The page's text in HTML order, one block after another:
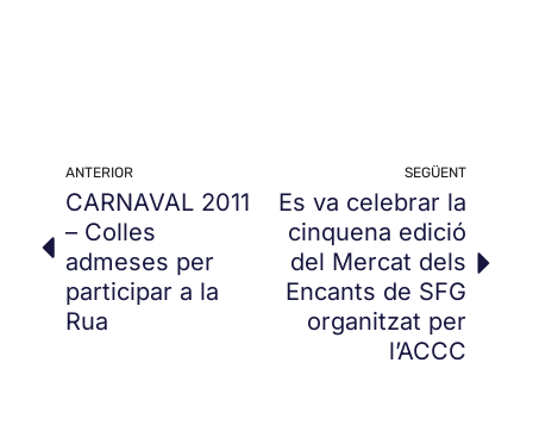
ANTERIOR
CARNAVAL 2011
– Colles
admeses per
participar a la
Rua
SEGÜENT
Es va celebrar la
cinquena edició
del Mercat dels
Encants de SFG
organitzat per
l’ACCC